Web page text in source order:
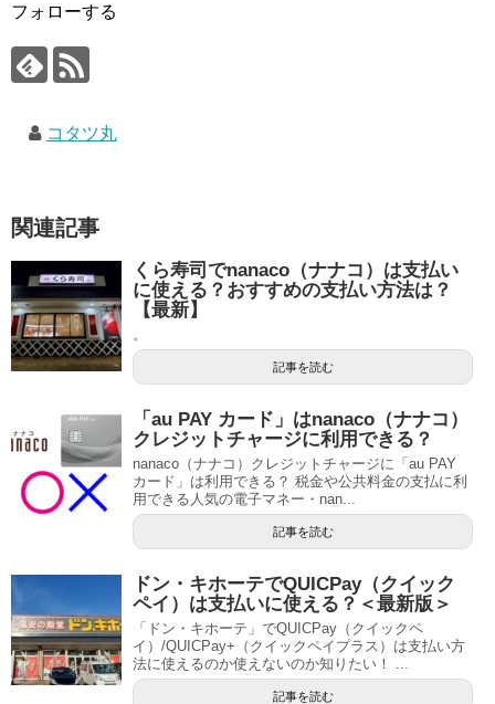
フォローする
コタツ丸
関連記事
くら寿司でnanaco（ナナコ）は支払い
に使える？おすすめの支払い方法は？
【最新】
。
記事を読む
「au PAY カード」はnanaco（ナナコ）
クレジットチャージに利用できる？
nanaco（ナナコ）クレジットチャージに「au PAY
カード」は利用できる？ 税金や公共料金の支払に利
用できる人気の電子マネー・nan...
記事を読む
ドン・キホーテでQUICPay（クイック
ペイ）は支払いに使える？＜最新版＞
「ドン・キホーテ」でQUICPay（クイックペ
イ）/QUICPay+（クイックペイプラス）は支払い方
法に使えるのか使えないのか知りたい！ ...
記事を読む